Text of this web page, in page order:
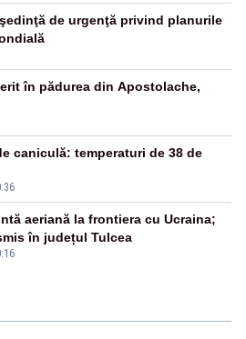
de urgenţă privind planurile
în pădurea din Apostolache,
caniculă: temperaturi de 38 de
aeriană la frontiera cu Ucraina;
în județul Tulcea